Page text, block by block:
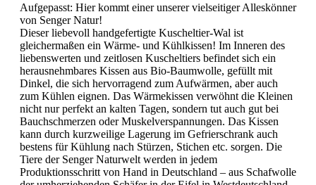
Aufgepasst: Hier kommt einer unserer vielseitiger Alleskönner
von Senger Natur!
Dieser liebevoll handgefertigte Kuscheltier-Wal ist
gleichermaßen ein Wärme- und Kühlkissen! Im Inneren des
liebenswerten und zeitlosen Kuscheltiers befindet sich ein
herausnehmbares Kissen aus Bio-Baumwolle, gefüllt mit
Dinkel, die sich hervorragend zum Aufwärmen, aber auch
zum Kühlen eignen. Das Wärmekissen verwöhnt die Kleinen
nicht nur perfekt an kalten Tagen, sondern tut auch gut bei
Bauchschmerzen oder Muskelverspannungen. Das Kissen
kann durch kurzweilige Lagerung im Gefrierschrank auch
bestens für Kühlung nach Stürzen, Stichen etc. sorgen. Die
Tiere der Senger Naturwelt werden in jedem
Produktionsschritt von Hand in Deutschland – aus Schafwolle